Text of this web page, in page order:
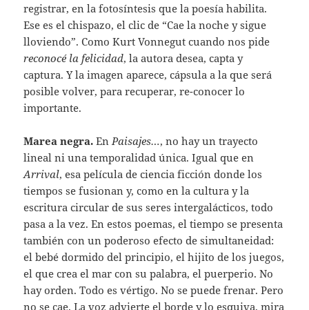
registrar, en la fotosíntesis que la poesía habilita.
Ese es el chispazo, el clic de “Cae la noche y sigue
lloviendo”. Como Kurt Vonnegut cuando nos pide
reconocé la felicidad, la autora desea, capta y
captura. Y la imagen aparece, cápsula a la que será
posible volver, para recuperar, re-conocer lo
importante.
Marea negra.En Paisajes…, no hay un trayecto
lineal ni una temporalidad única. Igual que en
Arrival, esa película de ciencia ficción donde los
tiempos se fusionan y, como en la cultura y la
escritura circular de sus seres intergalácticos, todo
pasa a la vez. En estos poemas, el tiempo se presenta
también con un poderoso efecto de simultaneidad:
el bebé dormido del principio, el hijito de los juegos,
el que crea el mar con su palabra, el puerperio. No
hay orden. Todo es vértigo. No se puede frenar. Pero
no se cae. La voz advierte el borde y lo esquiva, mira